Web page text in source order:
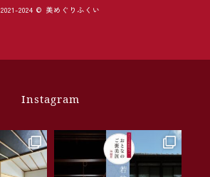
2021-2024 © 美めぐりふくい
Instagram